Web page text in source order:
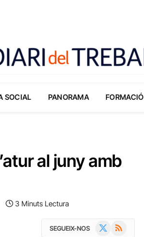
SOCIAL PANORAMA FORMACIÓ
al juny amb
3 Minuts Lectura
SEGUEIX-NOS RSS